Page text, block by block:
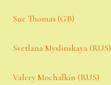
Sue Thomas (GB)
Svetlana Myslinskaya (RUS)
Valery Mochalkin (RUS)